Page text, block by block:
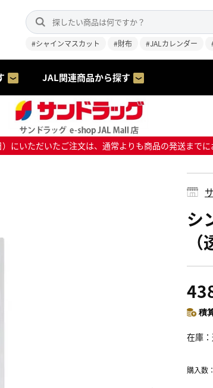
#シャインマスカット #財布 #JALカレンダー
JAL関連商品から探す
いただいたご注文は、通常よりも商品の発送まで
シ
積
在庫
購入数